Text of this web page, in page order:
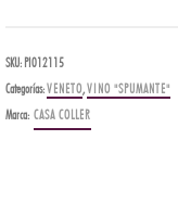
SKU: PI012115
Categorías:VENETO,VINO "SPUMANTE"
Marca: CASA COLLER